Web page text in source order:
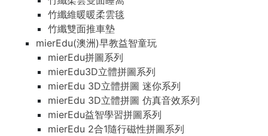
竹纖維暖暖柔雲毯
竹纖雙面推車墊
mierEdu(澳洲)早教益智童玩
mierEdu拼圖系列
mierEdu3D立體拼圖系列
mierEdu 3D立體拼圖 迷你系列
mierEdu 3D立體拼圖 仿真音效系列
mierEdu益智學習拼圖系列
mierEdu 2合1隨行磁性拼圖系列